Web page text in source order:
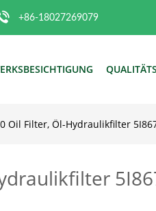
+86-18027269079
Oil Filter, Öl-Hydraulikfilter